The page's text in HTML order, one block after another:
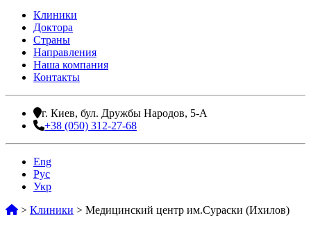
Клиники
Доктора
Страны
Направления
Наша компания
Контакты
г. Киев, бул. Дружбы Народов, 5-А
+38 (050) 312-27-68
Eng
Рус
Укр
> Клиники > Медицинский центр им.Сураски (Ихилов)